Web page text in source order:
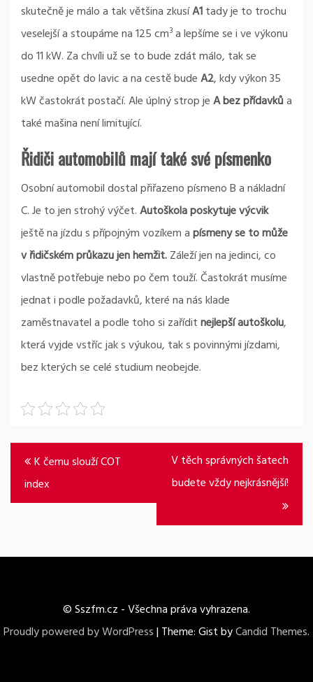
skutečně je málo a tak většina zkusíA1tady je to trochu
veselejší a stoupáme na 125 cm3 a lepšíme se i ve výkonu
do 11 kW. Za chvíli už se to bude zdát málo, tak se
usedne opět do lavic a na cestě budeA2, kdy výkon 35
kW častokrát postačí. Ale úplný strop jeA bez přídavkůa
také mašina není limitující.
Řidiči automobilů mají také své písmenko
Osobní automobil dostal přiřazeno písmeno B a nákladní
C. Je to jen strohý výčet.Autoškola poskytuje výcvik
ještě na jízdu s přípojným vozíkem apísmeny se to může
v řidičském průkazu jen hemžit.Záleží jen na jedinci, co
vlastně potřebuje nebo po čem touží. Častokrát musíme
jednat i podle požadavků, které na nás klade
zaměstnavatel a podle toho si zaříditnejlepší autoškolu,
která vyjde vstříc jak s výukou, tak s povinnými jízdami,
bez kterých se celé studium neobejde.
Navigace
pro
příspěvek
K čemu slouží COT
index
V těch správných šatech
budete vždy nejkrásnější!
© Sszfm.cz - Všechna práva vyhrazena.
Proudly powered by WordPress| Theme: Gist byCandid Themes.